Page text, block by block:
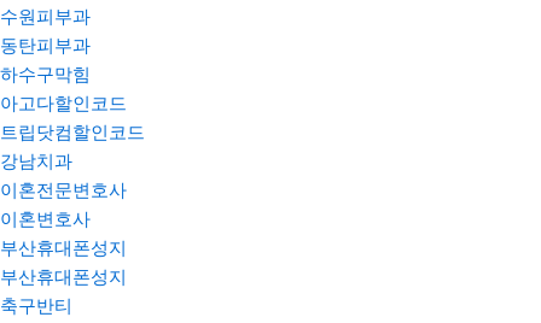
수원피부과
동탄피부과
하수구막힘
아고다할인코드
트립닷컴할인코드
강남치과
이혼전문변호사
이혼변호사
부산휴대폰성지
부산휴대폰성지
축구반티